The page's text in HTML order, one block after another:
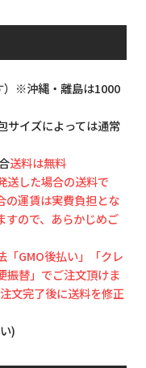
）※沖縄・離島は1000
サイズによっては通常
送料は無料
送した場合の送料で
の運賃は実費負担とな
すので、あらかじめご
GMO後払い」「クレ
振替」でご注文頂けま
文完了後に送料を修正
)